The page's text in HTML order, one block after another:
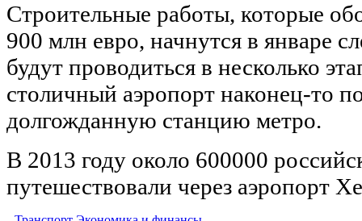
Строительные работы, которые
900 млн евро, начнутся в январе
будут проводиться в несколько
столичный аэропорт наконец-то
долгожданную станцию метро.
В 2013 году около 600000
путешествовали через аэропорт